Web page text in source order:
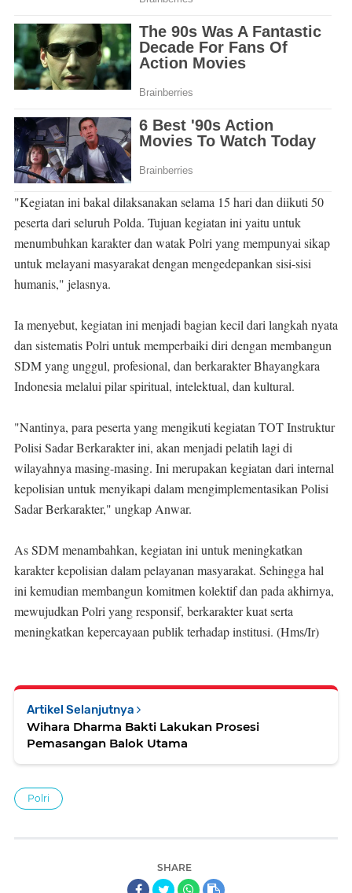
"Kegiatan ini bakal dilaksanakan selama 15 hari dan diikuti 50
peserta dari seluruh Polda. Tujuan kegiatan ini yaitu untuk
menumbuhkan karakter dan watak Polri yang mempunyai sikap
untuk melayani masyarakat dengan mengedepankan sisi-sisi
humanis," jelasnya.
Ia menyebut, kegiatan ini menjadi bagian kecil dari langkah nyata
dan sistematis Polri untuk memperbaiki diri dengan membangun
SDM yang unggul, profesional, dan berkarakter Bhayangkara
Indonesia melalui pilar spiritual, intelektual, dan kultural.
"Nantinya, para peserta yang mengikuti kegiatan TOT Instruktur
Polisi Sadar Berkarakter ini, akan menjadi pelatih lagi di
wilayahnya masing-masing. Ini merupakan kegiatan dari internal
kepolisian untuk menyikapi dalam mengimplementasikan Polisi
Sadar Berkarakter," ungkap Anwar.
As SDM menambahkan, kegiatan ini untuk meningkatkan
karakter kepolisian dalam pelayanan masyarakat. Sehingga hal
ini kemudian membangun komitmen kolektif dan pada akhirnya,
mewujudkan Polri yang responsif, berkarakter kuat serta
meningkatkan kepercayaan publik terhadap institusi. (Hms/Ir)
Artikel Selanjutnya
Wihara Dharma Bakti Lakukan Prosesi
Pemasangan Balok Utama
Polri
SHARE